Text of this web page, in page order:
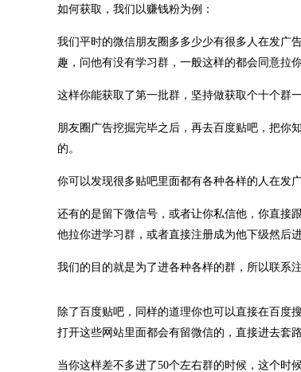
如何获取，我们以赚钱粉为例：
我们平时的微信朋友圈多多少少有很多人在发广
趣，问他有没有学习群，一般这样的都会同意拉
这样你能获取了第一批群，坚持做获取个十个群
朋友圈广告挖掘完毕之后，再去百度贴吧，把你
的。
你可以发现很多贴吧里面都有各种各样的人在发
还有的是留下微信号，或者让你私信他，你直接
他拉你进学习群，或者直接注册成为他下级然后进
我们的目的就是为了进各种各样的群，所以联系
除了百度贴吧，同样的道理你也可以直接在百度
打开这些网站里面都会有留微信的，直接进去套
当你这样差不多进了50个左右群的时候，这个时